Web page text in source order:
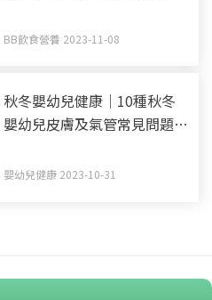
BB飲食營養 2023-11-08
秋冬嬰幼兒健康｜10種秋冬
嬰幼兒皮膚及氣管常見問題
士
嬰幼兒健康 2023-10-31